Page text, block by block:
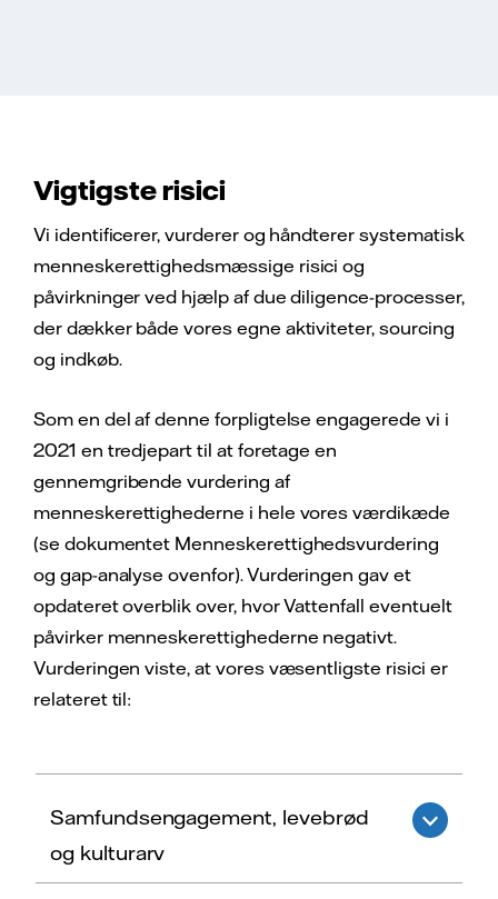
Vigtigste risici
Vi identificerer, vurderer og håndterer systematisk
menneskerettighedsmæssige risici og
påvirkninger ved hjælp af due diligence-processer,
der dækker både vores egne aktiviteter, sourcing
og indkøb.
Som en del af denne forpligtelse engagerede vi i
2021 en tredjepart til at foretage en
gennemgribende vurdering af
menneskerettighederne i hele vores værdikæde
(se dokumentet Menneskerettighedsvurdering
og gap-analyse ovenfor). Vurderingen gav et
opdateret overblik over, hvor Vattenfall eventuelt
påvirker menneskerettighederne negativt.
Vurderingen viste, at vores væsentligste risici er
relateret til:
Samfundsengagement, levebrød
og kulturarv